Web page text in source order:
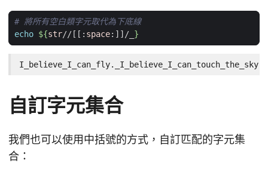
# 將所有空白類字元取代為下底線
echo ${str//[[: space:]]/_ }
I_believe_I_can_fly._I_believe_I_can_touch_the_sky.
自訂字元集合
我們也可以使用中括號的方式，自訂匹配的字元集
合：